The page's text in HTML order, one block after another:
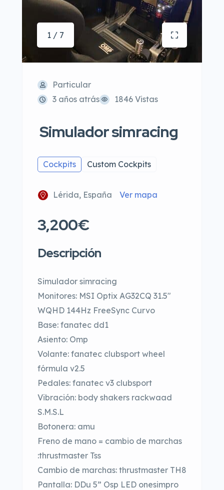
1 / 7
Particular
3 años atrás
1846 Vistas
Simulador simracing
Cockpits Custom Cockpits
Lérida, España Ver mapa
3,200€
Descripción
Simulador simracing
Monitores: MSI Optix AG32CQ 31.5″
WQHD 144Hz FreeSync Curvo
Base: fanatec dd1
Asiento: Omp
Volante: fanatec clubsport wheel
fórmula v2.5
Pedales: fanatec v3 clubsport
Vibración: body shakers rackwaad
S.M.S.L
Botonera: amu
Freno de mano = cambio de marchas
:thrustmaster Tss
Cambio de marchas: thrustmaster TH8
Pantalla: DDu 5” Osp LED onesimpro